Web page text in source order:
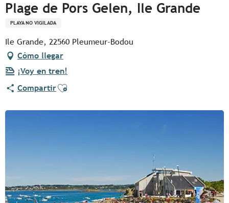
Plage de Pors Gelen, Ile Grande
PLAYA NO VIGILADA
Ile Grande, 22560 Pleumeur-Bodou
Cómo llegar
¡Voy en tren!
CompartirAjouter aux favoris